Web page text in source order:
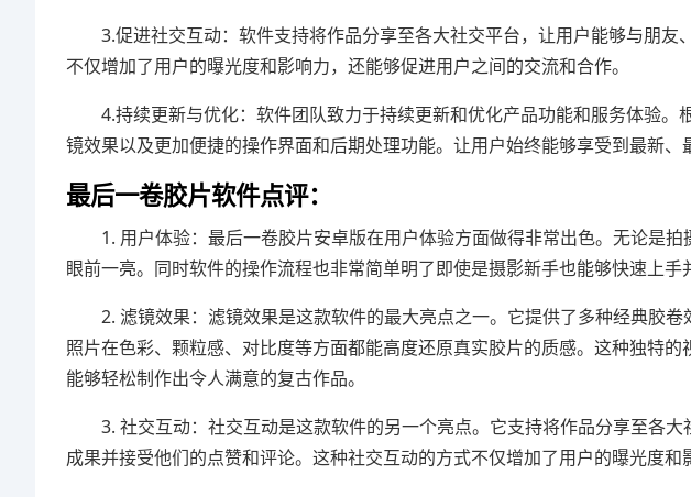
3.促进社交互动：软件支持将作品分享至各大社交平台，让用户能够与朋
不仅增加了用户的曝光度和影响力，还能够促进用户之间的交流和合作。
4.持续更新与优化：软件团队致力于持续更新和优化产品功能和服务体验
镜效果以及更加便捷的操作界面和后期处理功能。让用户始终能够享受到最新、
最后一卷胶片软件点评：
1. 用户体验：最后一卷胶片安卓版在用户体验方面做得非常出色。无论是
眼前一亮。同时软件的操作流程也非常简单明了即使是摄影新手也能够快速上手
2. 滤镜效果：滤镜效果是这款软件的最大亮点之一。它提供了多种经典胶
照片在色彩、颗粒感、对比度等方面都能高度还原真实胶片的质感。这种独特
能够轻松制作出令人满意的复古作品。
3. 社交互动：社交互动是这款软件的另一个亮点。它支持将作品分享至各
成果并接受他们的点赞和评论。这种社交互动的方式不仅增加了用户的曝光度和